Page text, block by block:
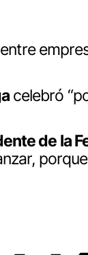
celebró
de la